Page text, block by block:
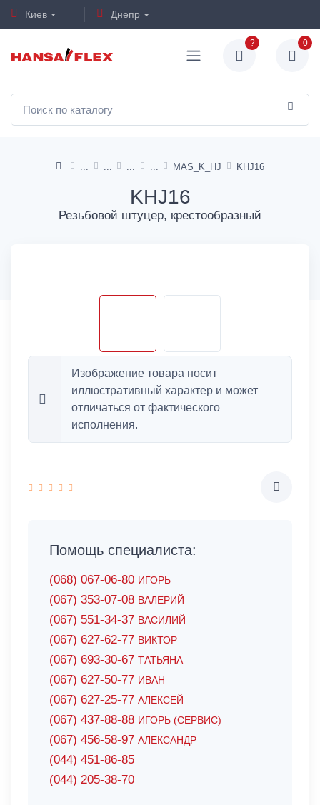
Киев Днепр
? 0
MAS_K_HJ KHJ16
KHJ16
Резьбовой штуцер, крестообразный
Изображение товара носит
иллюстративный характер и может
отличаться от фактического
исполнения.
Помощь специалиста:
(068) 067-06-80 ИГОРЬ
(067) 353-07-08 ВАЛЕРИЙ
(067) 551-34-37 ВАСИЛИЙ
(067) 627-62-77 ВИКТОР
(067) 693-30-67 ТАТЬЯНА
(067) 627-50-77 ИВАН
(067) 627-25-77 АЛЕКСЕЙ
(067) 437-88-88 ИГОРЬ (СЕРВИС)
(067) 456-58-97 АЛЕКСАНДР
(044) 451-86-85
(044) 205-38-70